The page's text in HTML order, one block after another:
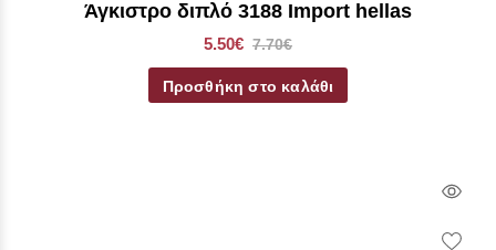
Άγκιστρο διπλό 3188 Import hellas
5.50€ 7.70€
Προσθήκη στο καλάθι